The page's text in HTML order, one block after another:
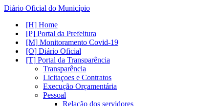
Diário Oficial do Município
Home
Portal da Prefeitura
Monitoramento Covid-19
Diário Oficial
Portal da Transparência
Transparência
Licitaçoes e Contratos
Execução Orçamentária
Pessoal
Relação dos servidores